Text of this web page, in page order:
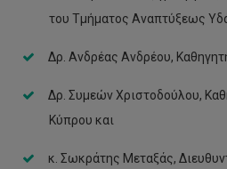
του Τμήματος Αναπτύξεως
Δρ. Ανδρέας Ανδρέου,
Δρ. Συμεών Χριστοδούλου,
Κύπρου και
κ. Σωκράτης Μεταξάς,